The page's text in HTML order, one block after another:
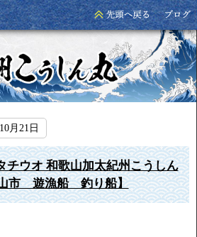
月21日
チウオ 和歌山加太紀州こうしん
市 遊漁船 釣り船】